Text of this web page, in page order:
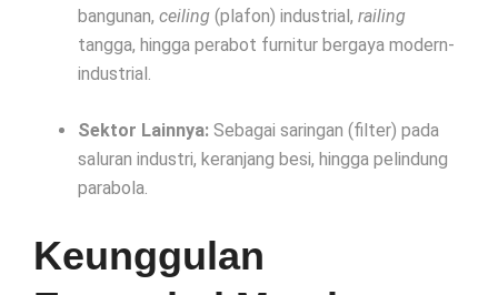
bangunan, ceiling (plafon) industrial, railing
tangga, hingga perabot furnitur bergaya modern-
industrial.
Sektor Lainnya: Sebagai saringan (filter) pada
saluran industri, keranjang besi, hingga pelindung
parabola.
Keunggulan